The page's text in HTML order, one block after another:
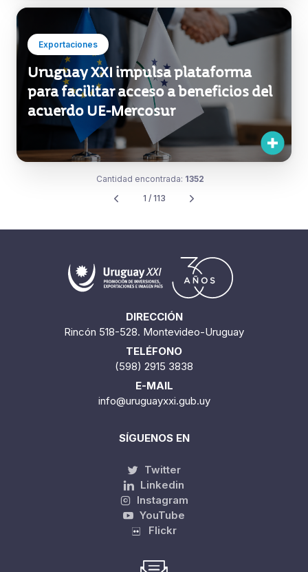
Exportaciones
Uruguay XXI impulsa plataforma
para facilitar acceso a beneficios del
acuerdo UE-Mercosur
DIRECCIÓN
TELÉFONO
(598) 2915 3838
info@uruguayxxi.gub.uy
SÍGUENOS EN
Twitter
Linkedin
YouTube